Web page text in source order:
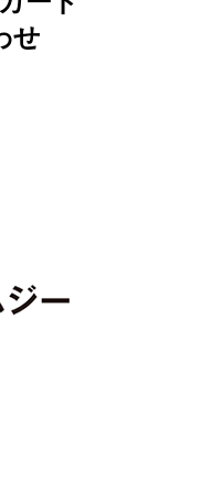
せ